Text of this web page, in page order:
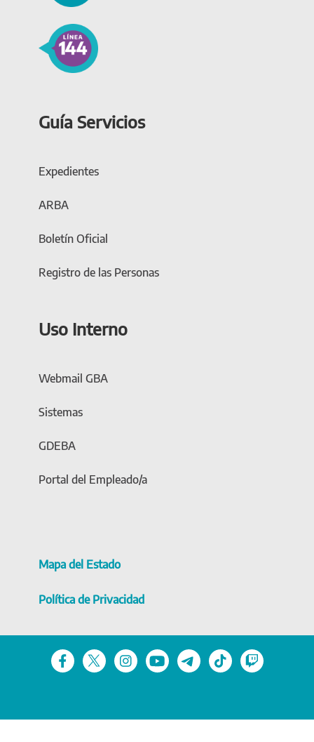
Guía Servicios
Expedientes
ARBA
Boletín Oficial
Registro de las Personas
Uso Interno
Webmail GBA
Sistemas
GDEBA
Portal del Empleado/a
Mapa del Estado
Política de Privacidad